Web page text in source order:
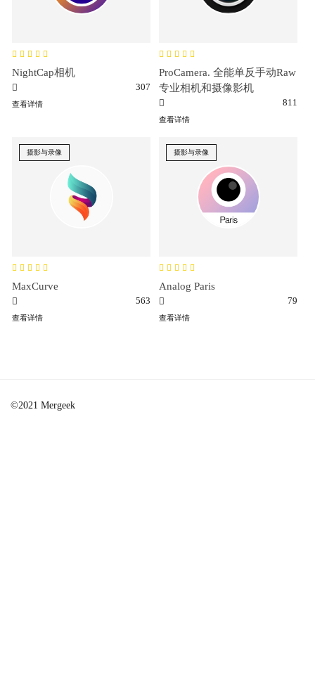
NightCap相机
307
查看详情
ProCamera. 全能单反手动Raw
专业相机和摄像影机
811
查看详情
摄影与录像
MaxCurve
563
查看详情
摄影与录像
Analog Paris
79
查看详情
©2021 Mergeek